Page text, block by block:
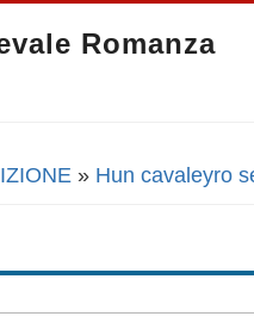
Romanza
» Hun cavaleyro